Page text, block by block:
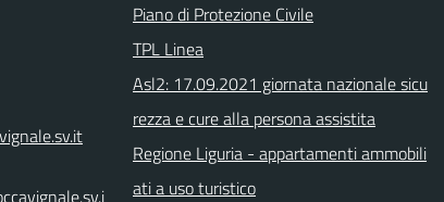
Piano di Protezione Civile
TPL Linea
Asl2: 17.09.2021 giornata nazionale sicu
rezza e cure alla persona assistita
Regione Liguria - appartamenti ammobili
ati a uso turistico